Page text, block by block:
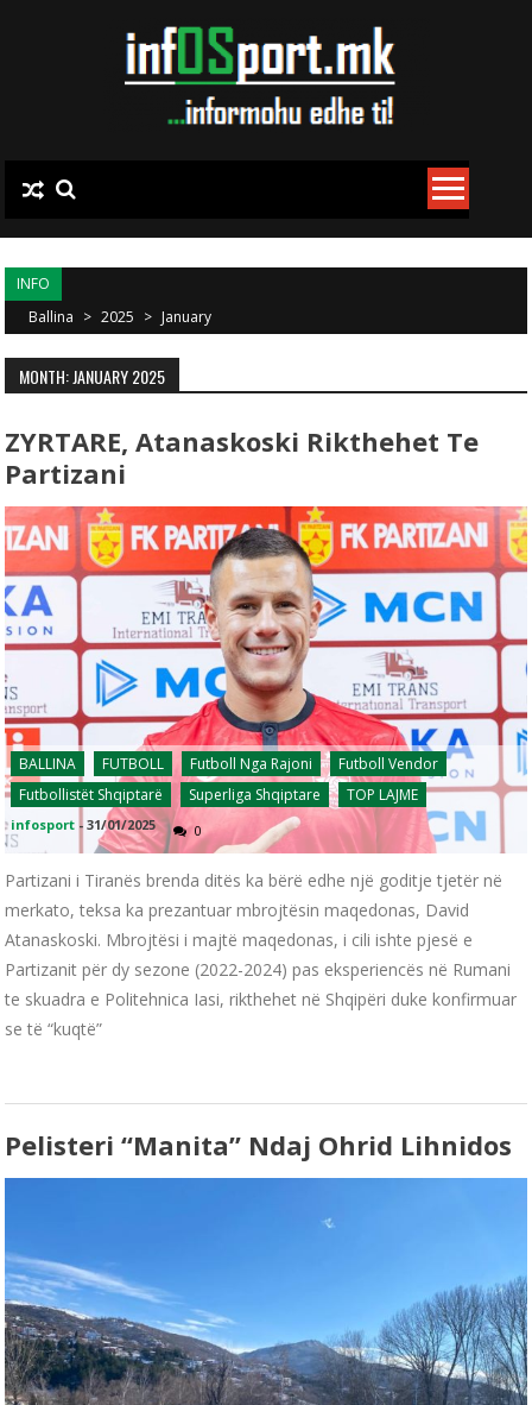
INFO
Ballina > 2025 > January
MONTH: JANUARY 2025
ZYRTARE, Atanaskoski Rikthehet Te
Partizani
BALLINA FUTBOLL Futboll Nga Rajoni
Futboll Vendor
Futbollistët Shqiptarë
Superliga Shqiptare TOP LAJME
infosport -31/01/2025 0
Partizani i Tiranës brenda ditës ka bërë edhe një goditje tjetër në
merkato, teksa ka prezantuar mbrojtësin maqedonas, David
Atanaskoski. Mbrojtësi i majtë maqedonas, i cili ishte pjesë e
Partizanit për dy sezone (2022-2024) pas eksperiencës në Rumani
te skuadra e Politehnica Iasi, rikthehet në Shqipëri duke konfirmuar
se të “kuqtë”
Pelisteri “manita” Ndaj Ohrid Lihnidos